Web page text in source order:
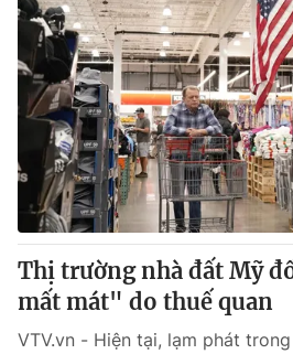
Thị trường nhà đất Mỹ
mất mát" do thuế quan
VTV.vn - Hiện tại, lạm phát